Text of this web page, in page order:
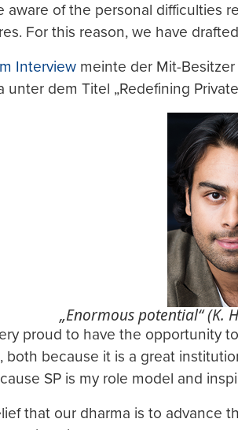
aware of the personal difficulties
For this reason, we have
Interview meinte der Mit-
unter dem Titel „Redefining
„Enormous potential“ (K.
proud to have the opportunity
both because it is a great
SP is my role model and
that our dharma is to advance